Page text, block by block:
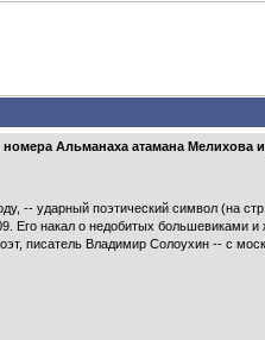
Альманаха атамана Мелихова
-- ударный поэтический символ (на
накал о недобитых большевиками и
писатель Владимир Солоухин -- с